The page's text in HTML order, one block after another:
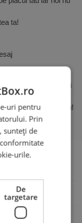
ta!
Produsul
, apoi
Atât de simplu!
uri pentru
Prin
sunteți de
urile.
De
targetare